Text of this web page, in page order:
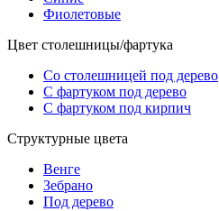
Фиолетовые
Цвет столешницы/фартука
Со столешницей под дерево
С фартуком под дерево
С фартуком под кирпич
Структурные цвета
Венге
Зебрано
Под дерево